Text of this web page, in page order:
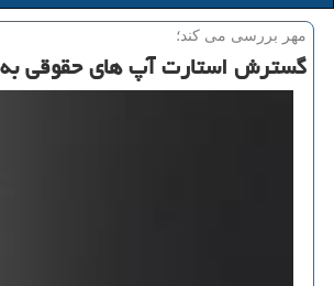
مهر بررسی می كند؛
گسترش استارت آپ های حقوقی به